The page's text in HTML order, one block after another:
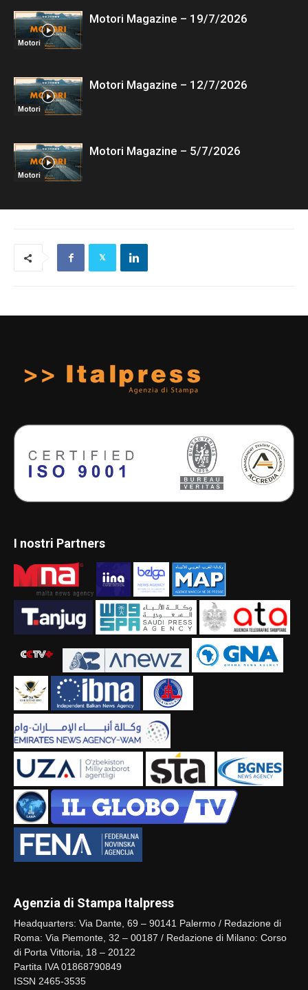
Motori
Motori Magazine – 19/7/2026
Motori
Motori Magazine – 12/7/2026
Motori
Motori Magazine – 5/7/2026
I nostri Partners
Agenzia di Stampa Italpress
Headquarters: Via Dante, 69 – 90141 Palermo / Redazione di
Roma: Via Piemonte, 32 – 00187 / Redazione di Milano: Corso
di Porta Vittoria, 18 – 20122
Partita IVA 01868790849
ISSN 2465-3535